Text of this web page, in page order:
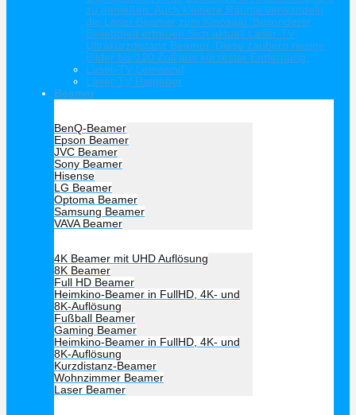
zu genießen. Auch kleinere Räume verwandeln
die Laser Beamer zum Kinosaal. Besonderer
Beliebtheit erfreuen Sich aktuell Laser-TV
Ultrakurzdistanz Beamer. Diese zaubern riesige
Bilder bis 120 Zoll aus kürzester Entfernung.
Laser-TV Leinwand
Laser TV Ratgeber
Beamer
BenQ-Beamer
Epson Beamer
JVC Beamer
Sony Beamer
Hisense
LG Beamer
Optoma Beamer
Samsung Beamer
VAVA Beamer
4K Beamer mit UHD Auflösung
8K Beamer
Full HD Beamer
Heimkino-Beamer in FullHD, 4K- und
8K-Auflösung
Fußball Beamer
Gaming Beamer
Heimkino-Beamer in FullHD, 4K- und
8K-Auflösung
Kurzdistanz-Beamer
Wohnzimmer Beamer
Laser Beamer